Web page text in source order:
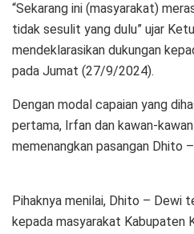
“Sekarang ini (masyarakat)
tidak sesulit yang dulu” ujar
mendeklarasikan dukungan
pada Jumat (27/9/2024).
Dengan modal capaian yang
pertama, Irfan dan kawan-
memenangkan pasangan Dhito
Pihaknya menilai, Dhito – Dewi
kepada masyarakat Kabupaten